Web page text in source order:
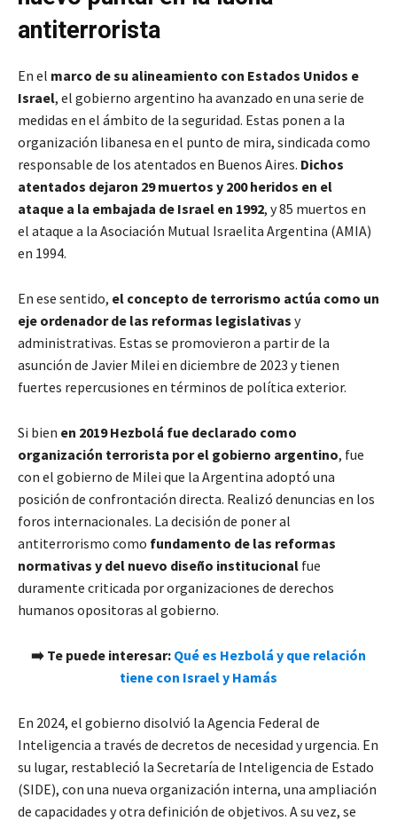
antiterrorista
En el marco de su alineamiento con Estados Unidos e
Israel, el gobierno argentino ha avanzado en una serie de
medidas en el ámbito de la seguridad. Estas ponen a la
organización libanesa en el punto de mira, sindicada como
responsable de los atentados en Buenos Aires. Dichos
atentados dejaron 29 muertos y 200 heridos en el
ataque a la embajada de Israel en 1992, y 85 muertos en
el ataque a la Asociación Mutual Israelita Argentina (AMIA)
en 1994.
En ese sentido, el concepto de terrorismo actúa como un
eje ordenador de las reformas legislativas y
administrativas. Estas se promovieron a partir de la
asunción de Javier Milei en diciembre de 2023 y tienen
fuertes repercusiones en términos de política exterior.
Si bien en 2019 Hezbolá fue declarado como
organización terrorista por el gobierno argentino, fue
con el gobierno de Milei que la Argentina adoptó una
posición de confrontación directa. Realizó denuncias en los
foros internacionales. La decisión de poner al
antiterrorismo como fundamento de las reformas
normativas y del nuevo diseño institucional fue
duramente criticada por organizaciones de derechos
humanos opositoras al gobierno.
➡️ Te puede interesar: Qué es Hezbolá y que relación
tiene con Israel y Hamás
En 2024, el gobierno disolvió la Agencia Federal de
Inteligencia a través de decretos de necesidad y urgencia. En
su lugar, restableció la Secretaría de Inteligencia de Estado
(SIDE), con una nueva organización interna, una ampliación
de capacidades y otra definición de objetivos. A su vez, se